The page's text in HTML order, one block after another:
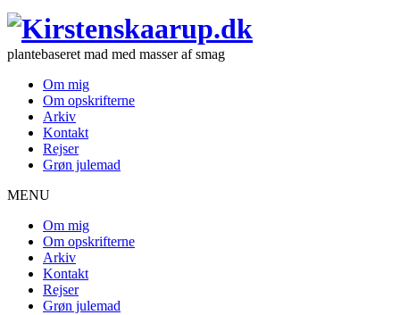
plantebaseret mad med masser af smag
Om mig
Om opskrifterne
Arkiv
Kontakt
Rejser
Grøn julemad
MENU
Om mig
Om opskrifterne
Arkiv
Kontakt
Rejser
Grøn julemad